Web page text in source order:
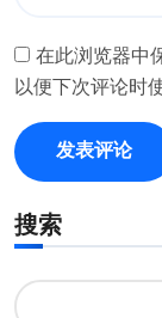
在此浏览器中
以便下次评论时
搜索